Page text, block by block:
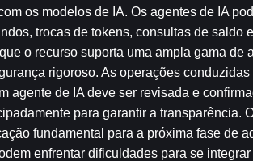
os modelos de IA. Os agentes de IA
trocas de tokens, consultas de saldo
o recurso suporta uma ampla gama de
rigoroso. As operações
agente de IA deve ser revisada e
para garantir a transparência.
fundamental para a próxima fase de
enfrentar dificuldades para se